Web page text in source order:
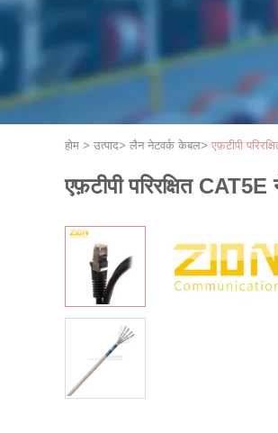
होम > उत्पाद> लैन नेटवर्क केबल> एफ़टीपी
एफ़टीपी परिरक्षित